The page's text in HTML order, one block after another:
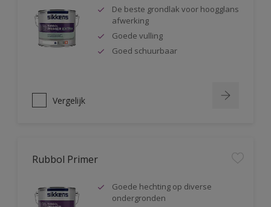
De beste grondlak voor hoogglans
afwerking
Goede vulling
Goed schuurbaar
Vergelijk
Rubbol Primer
Goede hechting op diverse
ondergronden